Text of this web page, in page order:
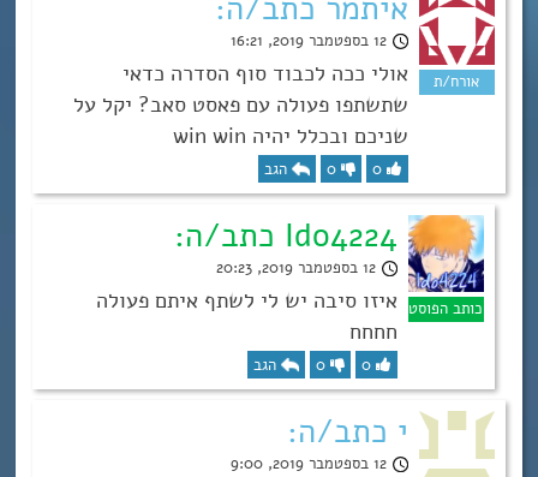
12 בספטמבר 2019, 16:21
אולי ככה לכבוד סוף הסדרה כדאי
שתשתפו פעולה עם פאסט סאב? יקל על
שניכם ובכלל יהיה win win
0
0 הגב
Ido4224 כתב/ה:
12 בספטמבר 2019, 20:23
איזו סיבה יש לי לשתף איתם פעולה
חחחח
0
0 הגב
י כתב/ה:
12 בספטמבר 2019, 9:00